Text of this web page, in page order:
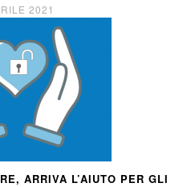
2021
ARRIVA L’AIUTO PER GLI